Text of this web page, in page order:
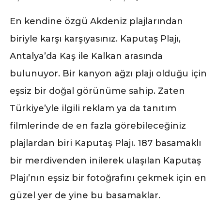
En kendine özgü Akdeniz plajlarından
biriyle karşı karşıyasınız. Kaputaş Plajı,
Antalya’da Kaş ile Kalkan arasında
bulunuyor. Bir kanyon ağzı plajı olduğu için
eşsiz bir doğal görünüme sahip. Zaten
Türkiye’yle ilgili reklam ya da tanıtım
filmlerinde de en fazla görebileceğiniz
plajlardan biri Kaputaş Plajı. 187 basamaklı
bir merdivenden inilerek ulaşılan Kaputaş
Plajı’nın eşsiz bir fotoğrafını çekmek için en
güzel yer de yine bu basamaklar.